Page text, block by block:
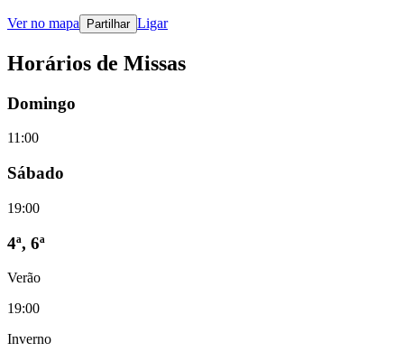
Ver no mapa Partilhar Ligar
Horários de Missas
Domingo
11:00
Sábado
19:00
4ª, 6ª
Verão
19:00
Inverno